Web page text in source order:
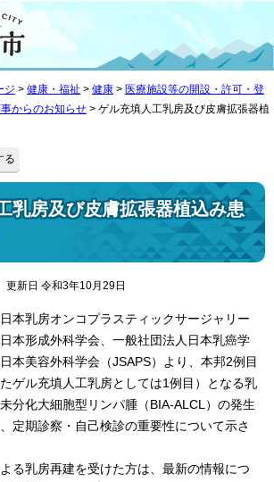
ジ > 健康・福祉 > 健康 > 医療施設等の開設・許可・登
からのお知らせ > ゲル充填人工乳房及び皮膚拡張器植
乳房及び皮膚拡張器植込み患
る
更新日 令和3年10月29日
本乳房オンコプラスティックサージャリー
本形成外科学会、一般社団法人日本乳癌学
本美容外科学会（JSAPS）より、本邦2例目
たゲル充填人工乳房としては1例目）となる乳
分化大細胞型リンパ腫（BIA-ALCL）の発生
定期診察・自己検診の重要性について示さ
る乳房再建を受けた方は、最新の情報につ